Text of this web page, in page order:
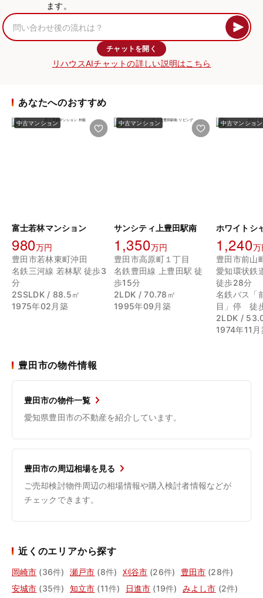
ます。
チャットを開く
リハウスAIチャットの詳しい説明はこちら
あなたへのおすすめ
中古マンション
富士若林マンション
980万円
豊田市若林東町沖田
名鉄三河線 若林駅 徒歩3
分
2SSLDK / 88.5㎡
1975年02月築
中古マンション
サンシティ上豊田駅南
1,350万円
豊田市高原町１丁目
名鉄豊田線 上豊田駅 徒
歩15分
2LDK / 70.78㎡
1995年09月築
中古マンション
ホワイトシ
1,240万
豊田市前山
愛知環状鉄
徒歩28分
名鉄バス「
目」停 徒
2LDK /
1974年11月
豊田市の物件情報
豊田市の物件一覧
愛知県豊田市の不動産を紹介しています。
豊田市の周辺相場を見る
ご売却検討物件周辺の相場情報や購入検討者情報などが
チェックできます。
近くのエリアから探す
岡崎市 (36件) 瀬戸市 (8件) 刈谷市 (26件) 豊田市 (28件)
安城市 (35件) 知立市 (11件) 日進市 (19件) みよし市 (2件)